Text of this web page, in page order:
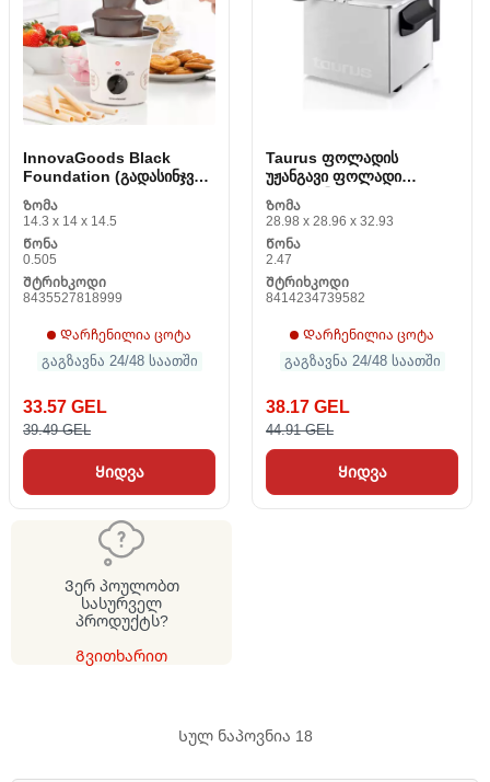
InnovaGoods Black
Foundation (გადასინჯვა
Ზომა
14.3 x 14 x 14.5
Წონა
0.505
Შტრიხკოდი
8435527818999
Დარჩენილია ცოტა
გაგზავნა 24/48 საათში
33.57 GEL
39.49 GEL
Ყიდვა
Taurus ფოლადის
უჟანგავი ფოლადი
(გადასინჯულია A)
Ზომა
28.98 x 28.96 x 32.93
Წონა
2.47
Შტრიხკოდი
8414234739582
Დარჩენილია ცოტა
გაგზავნა 24/48 საათში
38.17 GEL
44.91 GEL
Ყიდვა
Ვერ პოულობთ
სასურველ
პროდუქტს?
Გვითხარით
Სულ ნაპოვნია 18